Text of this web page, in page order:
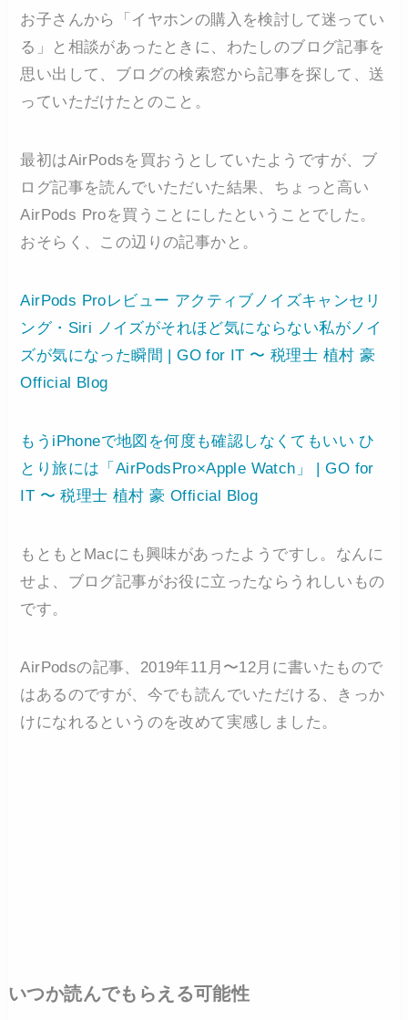
お子さんから「イヤホンの購入を検討して迷ってい
る」と相談があったときに、わたしのブログ記事を
思い出して、ブログの検索窓から記事を探して、送
っていただけたとのこと。
最初はAirPodsを買おうとしていたようですが、ブ
ログ記事を読んでいただいた結果、ちょっと高い
AirPods Proを買うことにしたということでした。
おそらく、この辺りの記事かと。
AirPods Proレビュー アクティブノイズキャンセリ
ング・Siri ノイズがそれほど気にならない私がノイ
ズが気になった瞬間 | GO for IT 〜 税理士 植村 豪
Official Blog
もうiPhoneで地図を何度も確認しなくてもいい ひ
とり旅には「AirPodsPro×Apple Watch」 | GO for
IT 〜 税理士 植村 豪 Official Blog
もともとMacにも興味があったようですし。なんに
せよ、ブログ記事がお役に立ったならうれしいもの
です。
AirPodsの記事、2019年11月〜12月に書いたもので
はあるのですが、今でも読んでいただける、きっか
けになれるというのを改めて実感しました。
いつか読んでもらえる可能性